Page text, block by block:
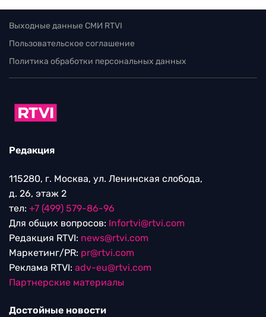
Выходные данные СМИ RTVI
Пользовательское соглашение
Политика обработки персональных данных
Редакция
115280, г. Москва, ул. Ленинская слобода,
д. 26, этаж 2
тел: +7 (499) 579-86-96
Для общих вопросов: Infortvi@rtvi.com
Редакция RTVI: news@rtvi.com
Маркетинг/PR: pr@rtvi.com
Реклама RTVI: adv-eu@rtvi.com
Партнерские материалы
Достойные новости